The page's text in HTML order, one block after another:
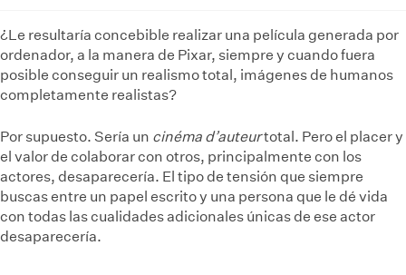
¿Le resultaría concebible realizar una película generada por
ordenador, a la manera de Pixar, siempre y cuando fuera
posible conseguir un realismo total, imágenes de humanos
completamente realistas?
Por supuesto. Sería un cinéma d’auteurtotal. Pero el placer y
el valor de colaborar con otros, principalmente con los
actores, desaparecería. El tipo de tensión que siempre
buscas entre un papel escrito y una persona que le dé vida
con todas las cualidades adicionales únicas de ese actor
desaparecería.